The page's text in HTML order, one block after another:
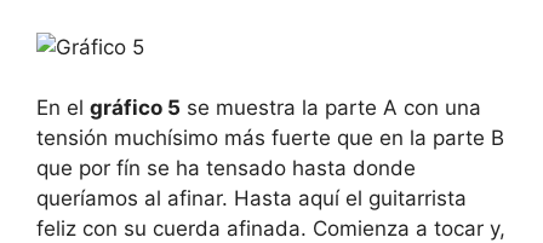
En el gráfico 5 se muestra la parte A con una
tensión muchísimo más fuerte que en la parte B
que por fín se ha tensado hasta donde
queríamos al afinar. Hasta aquí el guitarrista
feliz con su cuerda afinada. Comienza a tocar y,